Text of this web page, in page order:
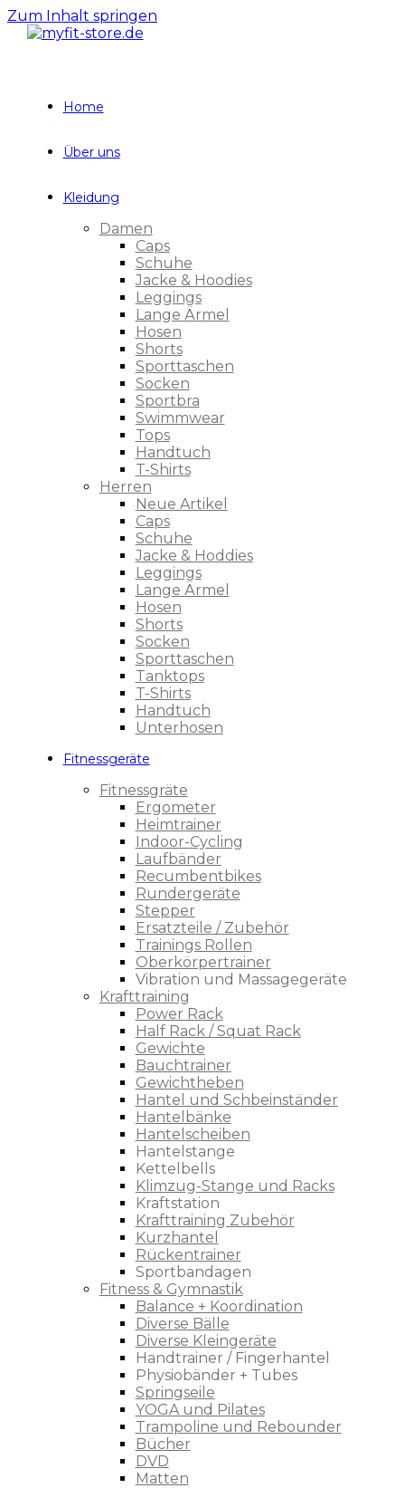
Zum Inhalt springen
Home
Über uns
Kleidung
Damen
Caps
Schuhe
Jacke & Hoodies
Leggings
Lange Ärmel
Hosen
Shorts
Sporttaschen
Socken
Sportbra
Swimmwear
Tops
Handtuch
T-Shirts
Herren
Neue Artikel
Caps
Schuhe
Jacke & Hoddies
Leggings
Lange Ärmel
Hosen
Shorts
Socken
Sporttaschen
Tanktops
T-Shirts
Handtuch
Unterhosen
Fitnessgeräte
Fitnessgräte
Ergometer
Heimtrainer
Indoor-Cycling
Laufbänder
Recumbentbikes
Rundergeräte
Stepper
Ersatzteile / Zubehör
Trainings Rollen
Oberkörpertrainer
Vibration und Massagegeräte
Krafttraining
Power Rack
Half Rack / Squat Rack
Gewichte
Bauchtrainer
Gewichtheben
Hantel und Schbeinständer
Hantelbänke
Hantelscheiben
Hantelstange
Kettelbells
Klimzug-Stange und Racks
Kraftstation
Krafttraining Zubehör
Kurzhantel
Rückentrainer
Sportbandagen
Fitness & Gymnastik
Balance + Koordination
Diverse Bälle
Diverse Kleingeräte
Handtrainer / Fingerhantel
Physiobänder + Tubes
Springseile
YOGA und Pilates
Trampoline und Rebounder
Bücher
DVD
Matten